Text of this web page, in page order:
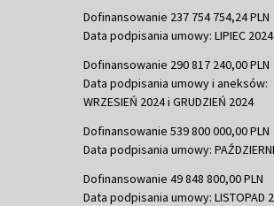
Dofinansowanie 237 754 754,24 PLN
Data podpisania umowy: LIPIEC 2024
Dofinansowanie 290 817 240,00 PLN
Data podpisania umowy i aneksów:
WRZESIEŃ 2024 i GRUDZIEŃ 2024
Dofinansowanie 539 800 000,00 PLN
Data podpisania umowy:
Dofinansowanie 49 848 800,00 PLN
Data podpisania umowy: LISTOPAD